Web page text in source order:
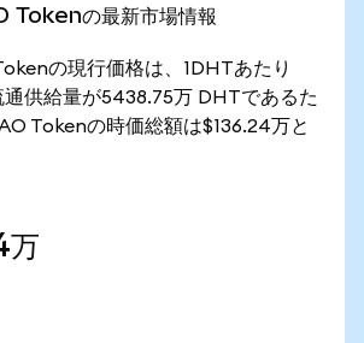
の最新市場情報
の現行価格は、1DHTあたり
供給量が5438.75万 DHTであるた
Tokenの時価総額は$136.24万と